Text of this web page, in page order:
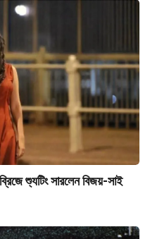
শ্যুটিং সারলেন বিজয়-সাই